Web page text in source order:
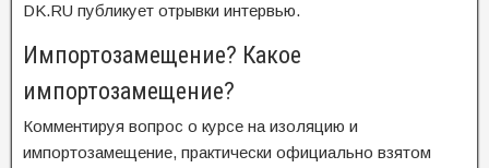
DK.RU публикует отрывки интервью.
Импортозамещение? Какое
импортозамещение?
Комментируя вопрос о курсе на изоляцию и
импортозамещение, практически официально взятом